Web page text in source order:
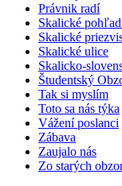
Právnik radí
Skalické
Skalické
Skalické ulice
Skalicko-
Študentský
Tak si myslím
Toto sa nás týka
Vážení poslanci
Zábava
Zaujalo nás
Zo starých